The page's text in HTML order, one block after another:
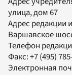
улица, дом 67
Адрес редакции
Варшавское
Телефон
Факс:+7 (495)
Электронная